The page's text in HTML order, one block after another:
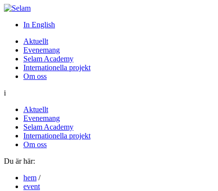
In English
Aktuellt
Evenemang
Selam Academy
Internationella projekt
Om oss
i
Aktuellt
Evenemang
Selam Academy
Internationella projekt
Om oss
Du är här:
hem /
event